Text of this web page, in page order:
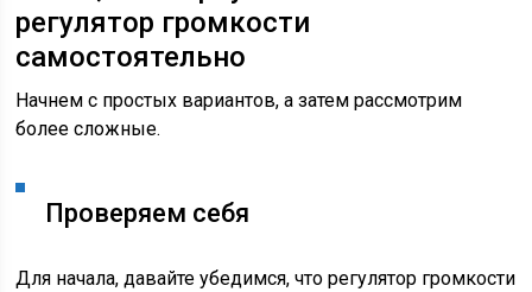
регулятор громкости
самостоятельно
Начнем с простых вариантов, а затем рассмотрим
более сложные.
Проверяем себя
Для начала, давайте убедимся, что регулятор громкости